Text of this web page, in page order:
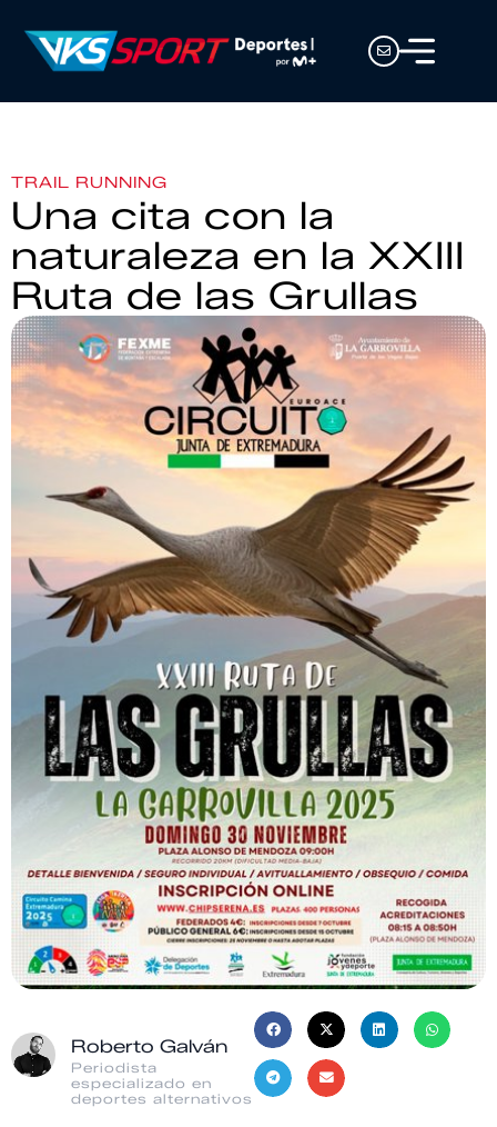
TRAIL RUNNING
Una cita con la
naturaleza en la XXIII
Ruta de las Grullas
Roberto Galván
Periodista
especializado en
deportes alternativos